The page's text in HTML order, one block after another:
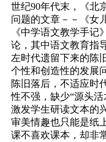
世纪90年代末，《北
问题的文章－－《女
《中学语文教学手
论，其中语文教育指
左时代遗留下来的陈
个性和创造性的发展
陈旧落后，不适应时
性不强，缺少“源头
激发学生研读文本的
审美情趣也只能是纸
课不喜欢课本，却非